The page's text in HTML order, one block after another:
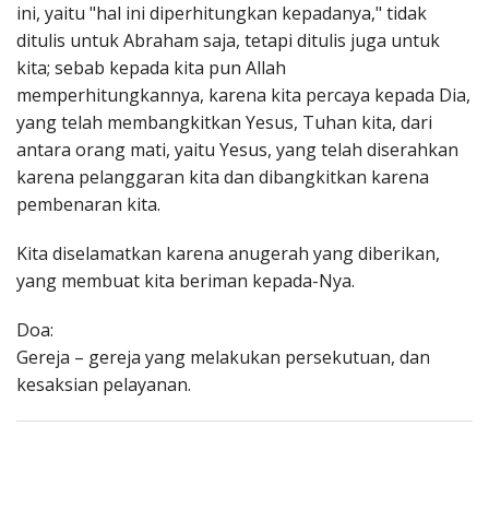
ini, yaitu "hal ini diperhitungkan kepadanya," tidak
ditulis untuk Abraham saja, tetapi ditulis juga untuk
kita; sebab kepada kita pun Allah
memperhitungkannya, karena kita percaya kepada Dia,
yang telah membangkitkan Yesus, Tuhan kita, dari
antara orang mati, yaitu Yesus, yang telah diserahkan
karena pelanggaran kita dan dibangkitkan karena
pembenaran kita.
Kita diselamatkan karena anugerah yang diberikan,
yang membuat kita beriman kepada-Nya.
Doa:
Gereja – gereja yang melakukan persekutuan, dan
kesaksian pelayanan.